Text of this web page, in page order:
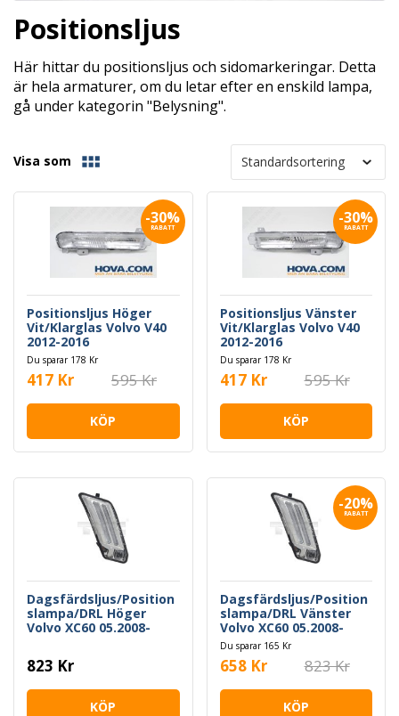
Positionsljus
Här hittar du positionsljus och sidomarkeringar. Detta
är hela armaturer, om du letar efter en enskild lampa,
gå under kategorin "Belysning".
Visa som
-30%
RABATT
Positionsljus Höger
Vit/Klarglas Volvo V40
2012-2016
Du sparar 178 Kr
417 Kr 595 Kr
KÖP
-30%
RABATT
Positionsljus Vänster
Vit/Klarglas Volvo V40
2012-2016
Du sparar 178 Kr
417 Kr 595 Kr
KÖP
Dagsfärdsljus/Position
slampa/DRL Höger
Volvo XC60 05.2008-
823 Kr
KÖP
-20%
RABATT
Dagsfärdsljus/Position
slampa/DRL Vänster
Volvo XC60 05.2008-
04.2013
Du sparar 165 Kr
658 Kr 823 Kr
KÖP